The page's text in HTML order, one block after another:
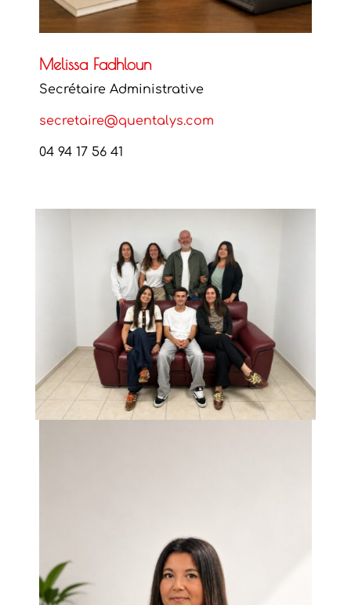
Melissa Fadhloun
Secrétaire Administrative
secretaire@quentalys.com
04 94 17 56 41